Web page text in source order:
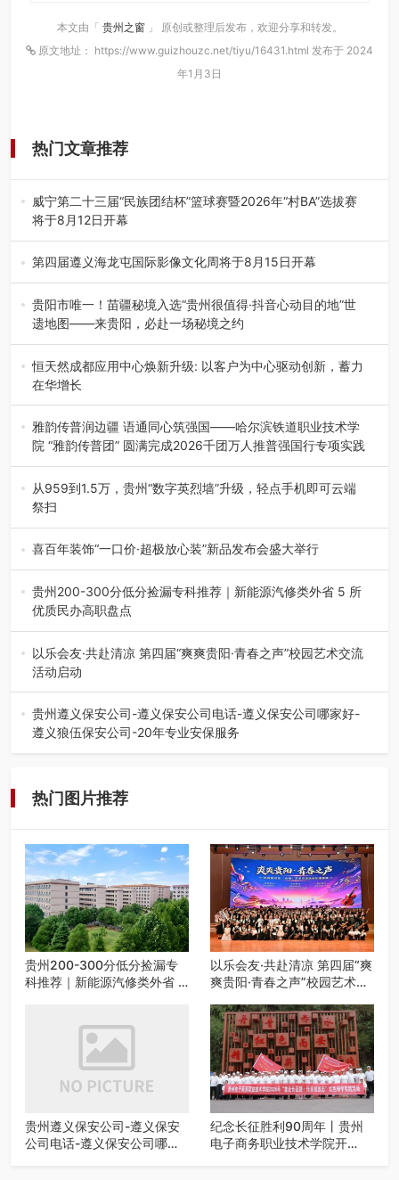
本文由「 贵州之窗 」 原创或整理后发布，欢迎分享和转发。
原文地址： https://www.guizhouzc.net/tiyu/16431.html 发布于 2024
年1月3日
热门文章推荐
威宁第二十三届“民族团结杯”篮球赛暨2026年“村BA”选拔赛
将于8月12日开幕
8月7日，威宁彝族回族苗族自治县第二十三届“民族团结
杯”篮球赛暨2026年“村B…
第四届遵义海龙屯国际影像文化周将于8月15日开幕
8月7日，第四届遵义海龙屯国际影像文化周媒体通气会在世
界文化遗产地海龙屯核心景区…
贵阳市唯一！苗疆秘境入选“贵州很值得·抖音心动目的地”世
遗地图——来贵阳，必赴一场秘境之约
2026年7月21日，2026年“贵州很值得”暨抖音“心动目的
地”（贵州站）主题…
恒天然成都应用中心焕新升级: 以客户为中心驱动创新，蓄力
在华增长
融合全球研发实力与本土洞察，深化客户共创，赋能西南市
场创新发展 （7月27日，成…
雅韵传普润边疆 语通同心筑强国——哈尔滨铁道职业技术学
院 “雅韵传普团” 圆满完成2026千团万人推普强国行专项实践
为扎实推进2026“千团万人推普强国行”大学生暑期社会实
践，牢牢紧扣 “雅韵传普…
从959到1.5万，贵州“数字英烈墙”升级，轻点手机即可云端
祭扫
八一建军节到来之际，由贵州省退役军人事务厅指导，贵阳
市退役军人事务局联合贵州广电…
喜百年装饰“一口价·超极放心装”新品发布会盛大举行
2026年7月31日，喜百年装饰“一口价·超极放心装”新品发布
会在贵阳隆重举行。…
贵州200-300分低分捡漏专科推荐｜新能源汽修类外省 5 所
优质民办高职盘点
在贵州省高考志愿填报体系中，200至300分数段考生可选择
的省内工科、新能源汽车…
以乐会友·共赴清凉 第四届“爽爽贵阳·青春之声”校园艺术交流
活动启动
七月的贵阳，清风送爽，第四届“爽爽贵阳·青春之声”校园管
弦乐（合唱）艺术交流活动…
贵州遵义保安公司-遵义保安公司电话-遵义保安公司哪家好-
遵义狼伍保安公司-20年专业安保服务
热门图片推荐
贵州200-300分低分捡漏专
科推荐｜新能源汽修类外省 5
以乐会友·共赴清凉 第四届“爽
爽贵阳·青春之声”校园艺术交
贵州遵义保安公司-遵义保安
公司电话-遵义保安公司哪家
纪念长征胜利90周年丨贵州
电子商务职业技术学院开